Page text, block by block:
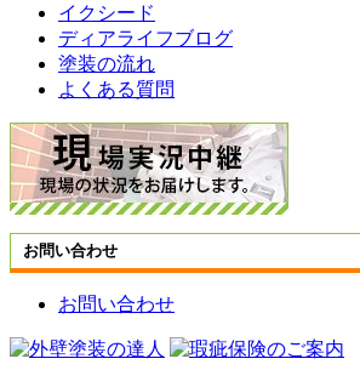
イクシード
ディアライフブログ
塗装の流れ
よくある質問
お問い合わせ
お問い合わせ